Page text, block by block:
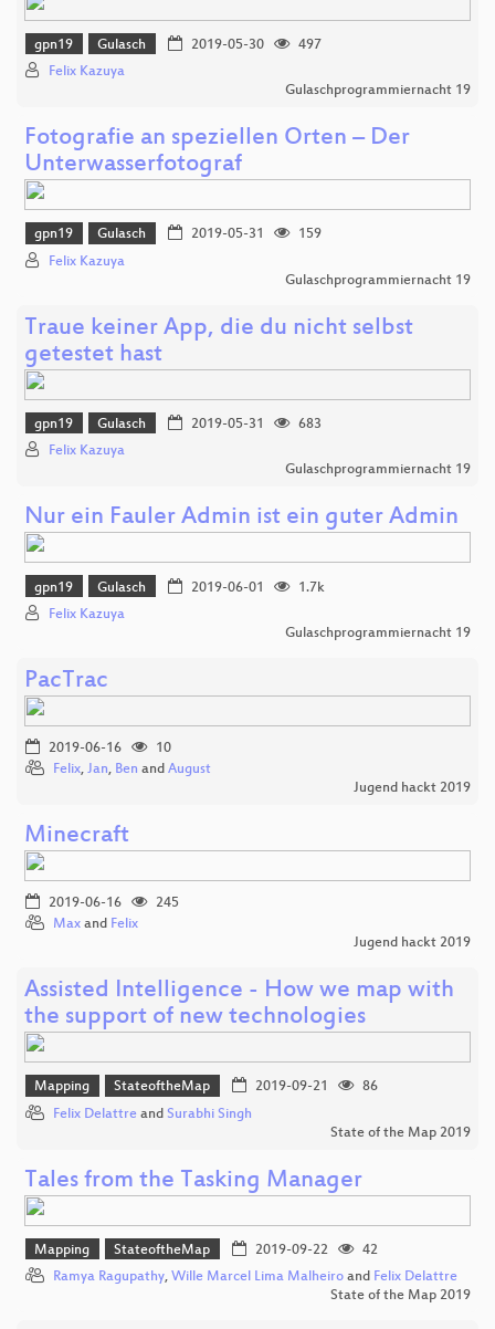
gpn19 Gulasch 2019-05-30
497
Felix Kazuya
Gulaschprogrammiernacht 19
Fotografie an speziellen Orten – Der
Unterwasserfotograf
gpn19 Gulasch 2019-05-31
159
Felix Kazuya
Gulaschprogrammiernacht 19
Traue keiner App, die du nicht selbst
getestet hast
gpn19 Gulasch 2019-05-31
683
Felix Kazuya
Gulaschprogrammiernacht 19
Nur ein Fauler Admin ist ein guter Admin
gpn19 Gulasch 2019-06-01
1.7k
Felix Kazuya
Gulaschprogrammiernacht 19
PacTrac
2019-06-16
10
Felix, Jan, Ben and August
Jugend hackt 2019
Minecraft
2019-06-16
245
Max and Felix
Jugend hackt 2019
Assisted Intelligence - How we map with
the support of new technologies
Mapping StateoftheMap 2019-09-21
86
Felix Delattre and Surabhi Singh
State of the Map 2019
Tales from the Tasking Manager
Mapping StateoftheMap 2019-09-22
42
Ramya Ragupathy, Wille Marcel Lima Malheiro and Felix Delattre
State of the Map 2019